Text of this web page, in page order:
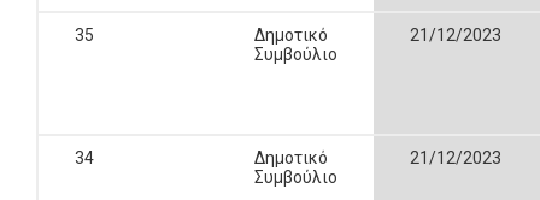
35
Δημοτικό
Συμβούλιο
21/12/2023
34
Δημοτικό
Συμβούλιο
21/12/2023